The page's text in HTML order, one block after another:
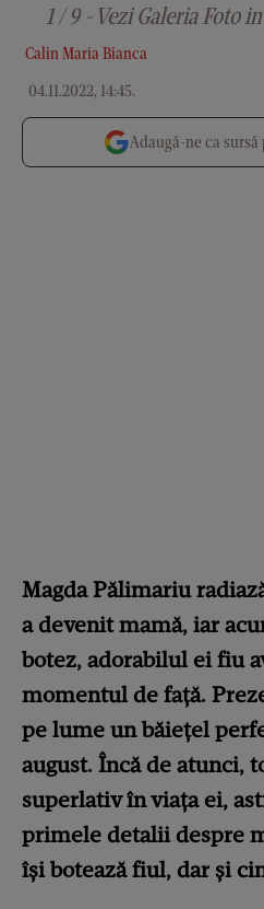
Calin Maria Bianca
04.11.2022, 14:45.
1 / 9 - Vezi Galeria Foto
Adaugă-ne ca
Magda Pălimariu
a devenit mamă, iar
botez, adorabilul ei fiu
momentul de față.
pe lume un băiețel
august. Încă de atunci,
superlativ în viața ei,
primele detalii despre
își botează fiul, dar și